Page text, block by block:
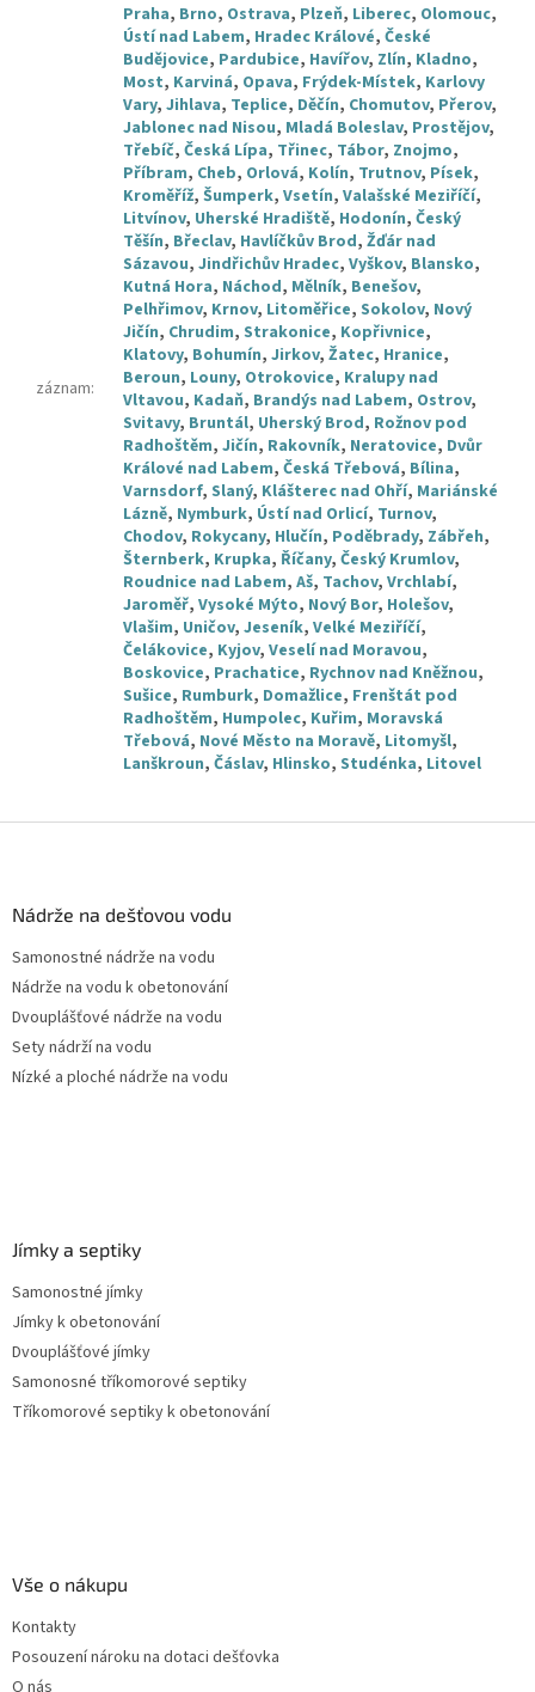
záznam:
Praha, Brno, Ostrava, Plzeň, Liberec, Olomouc,
Ústí nad Labem, Hradec Králové, České
Budějovice, Pardubice, Havířov, Zlín, Kladno,
Most, Karviná, Opava, Frýdek-Místek, Karlovy
Vary, Jihlava, Teplice, Děčín, Chomutov, Přerov,
Jablonec nad Nisou, Mladá Boleslav, Prostějov,
Třebíč, Česká Lípa, Třinec, Tábor, Znojmo,
Příbram, Cheb, Orlová, Kolín, Trutnov, Písek,
Kroměříž, Šumperk, Vsetín, Valašské Meziříčí,
Litvínov, Uherské Hradiště, Hodonín, Český
Těšín, Břeclav, Havlíčkův Brod, Žďár nad
Sázavou, Jindřichův Hradec, Vyškov, Blansko,
Kutná Hora, Náchod, Mělník, Benešov,
Pelhřimov, Krnov, Litoměřice, Sokolov, Nový
Jičín, Chrudim, Strakonice, Kopřivnice,
Klatovy, Bohumín, Jirkov, Žatec, Hranice,
Beroun, Louny, Otrokovice, Kralupy nad
Vltavou, Kadaň, Brandýs nad Labem, Ostrov,
Svitavy, Bruntál, Uherský Brod, Rožnov pod
Radhoštěm, Jičín, Rakovník, Neratovice, Dvůr
Králové nad Labem, Česká Třebová, Bílina,
Varnsdorf, Slaný, Klášterec nad Ohří, Mariánské
Lázně, Nymburk, Ústí nad Orlicí, Turnov,
Chodov, Rokycany, Hlučín, Poděbrady, Zábřeh,
Šternberk, Krupka, Říčany, Český Krumlov,
Roudnice nad Labem, Aš, Tachov, Vrchlabí,
Jaroměř, Vysoké Mýto, Nový Bor, Holešov,
Vlašim, Uničov, Jeseník, Velké Meziříčí,
Čelákovice, Kyjov, Veselí nad Moravou,
Boskovice, Prachatice, Rychnov nad Kněžnou,
Sušice, Rumburk, Domažlice, Frenštát pod
Radhoštěm, Humpolec, Kuřim, Moravská
Třebová, Nové Město na Moravě, Litomyšl,
Lanškroun, Čáslav, Hlinsko, Studénka, Litovel
Nádrže na dešťovou vodu
Samonostné nádrže na vodu
Nádrže na vodu k obetonování
Dvouplášťové nádrže na vodu
Sety nádrží na vodu
Nízké a ploché nádrže na vodu
Jímky a septiky
Samonostné jímky
Jímky k obetonování
Dvouplášťové jímky
Samonosné tříkomorové septiky
Tříkomorové septiky k obetonování
Vše o nákupu
Kontakty
Posouzení nároku na dotaci dešťovka
O nás